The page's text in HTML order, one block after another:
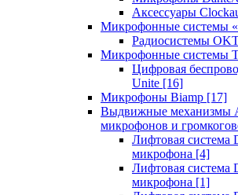
Аксессуары
Микрофонные системы
Радиосистемы
Микрофонные системы
Цифровая
Unite [16]
Микрофоны Biamp [17]
Выдвижные механизмы
микрофонов и
Лифтовая система
микрофона [4]
Лифтовая система
микрофона [1]